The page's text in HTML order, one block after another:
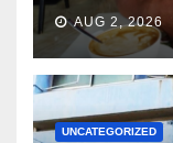
AUG 2, 2026
UNCATEGORIZED